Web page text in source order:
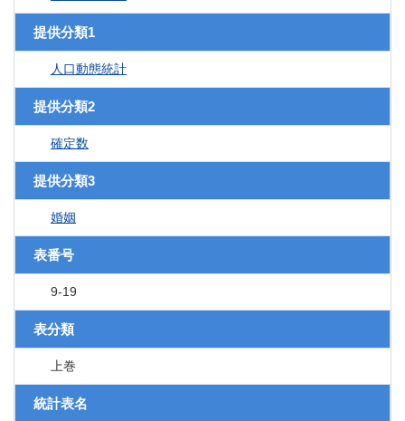
提供分類1
人口動態統計
提供分類2
確定数
提供分類3
婚姻
表番号
9-19
表分類
上巻
統計表名